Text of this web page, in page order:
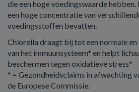
die een hoge voedingswaarde
een hoge concentratie van
voedingsstoffen bevatten.
Chlorella draagt bij tot een normale
van het immuunsysteem* en helpt
beschermen tegen oxidatieve stress*
* = Gezondheidsclaims in afwachting
de Europese Commissie.